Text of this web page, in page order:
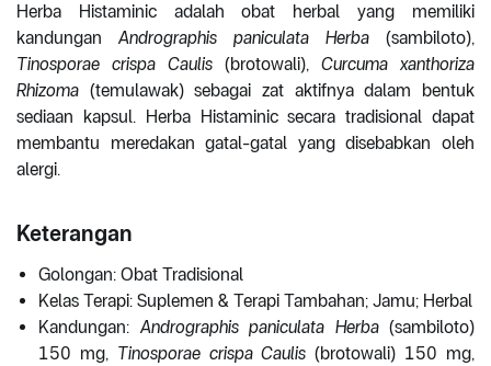
Herba Histaminic adalah obat herbal yang memiliki
kandungan Andrographis paniculata Herba (sambiloto),
Tinosporae crispa Caulis (brotowali), Curcuma xanthoriza
Rhizoma (temulawak) sebagai zat aktifnya dalam bentuk
sediaan kapsul. Herba Histaminic secara tradisional dapat
membantu meredakan gatal-gatal yang disebabkan oleh
alergi.
Keterangan
Golongan: Obat Tradisional
Kelas Terapi: Suplemen & Terapi Tambahan; Jamu; Herbal
Kandungan: Andrographis paniculata Herba(sambiloto)
150 mg, Tinosporae crispa Caulis (brotowali) 150 mg,